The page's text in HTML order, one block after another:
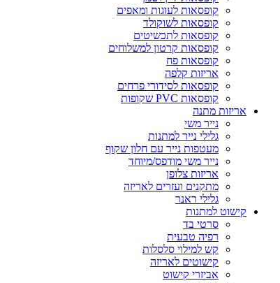
קופסאות לעוגות ומאפים
קופסאות לשוקולד
קופסאות לתכשיטים
קופסאות קרטון למשלוחים
קופסאות פח
אריזות קלפה
קופסאות לסידורי פרחים
קופסאות PVC שקופות
אריזות מתנה
נייר משי
גלילי נייר למתנות
מעטפות נייר עם חלון שקוף
נייר משי מודפס/מיוחד
אריזות צלופן
מתקנים ועזרים לאריזה
גלילי ראנר
קישוט למתנות
סרטי בד
רפיה טבעית
קש למילוי סלסלות
קישוטים לאריזה
אביזרי קישוט